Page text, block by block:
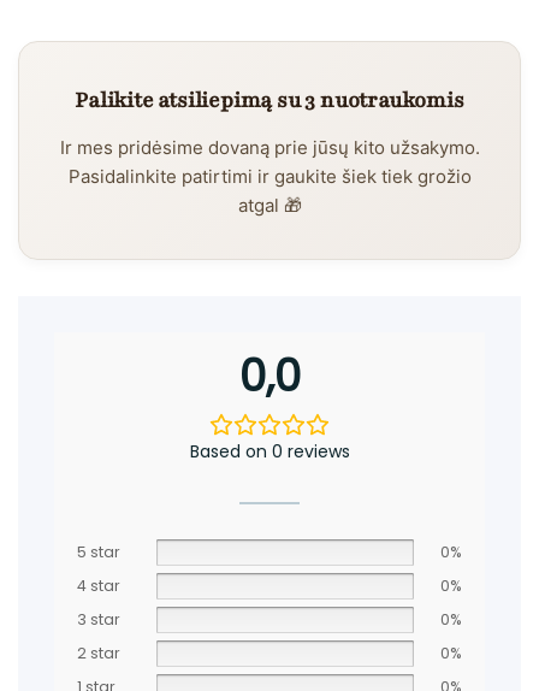
Palikite atsiliepimą su 3 nuotraukomis
Ir mes pridėsime dovaną prie jūsų kito užsakymo.
Pasidalinkite patirtimi ir gaukite šiek tiek grožio
atgal 🎁
0,0
Based on 0 reviews
5 star
0%
4 star
0%
3 star
0%
2 star
0%
1 star
0%